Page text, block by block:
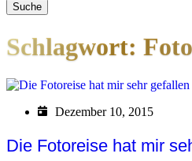
Suche
Schlagwort:
Dezember 10, 2015
Die Fotoreise hat mir